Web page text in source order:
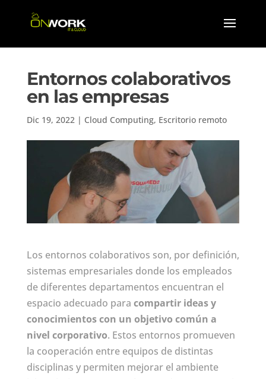
Entornos colaborativos
en las empresas
Dic 19, 2022| Cloud Computing, Escritorio remoto
Los entornos colaborativos son, por definición,
sistemas empresariales donde los empleados
de diferentes departamentos encuentran el
espacio adecuado para compartir ideas y
conocimientos con un objetivo común a
nivel corporativo. Estos entornos promueven
la cooperación entre equipos de distintas
disciplinas y permiten mejorar el ambiente